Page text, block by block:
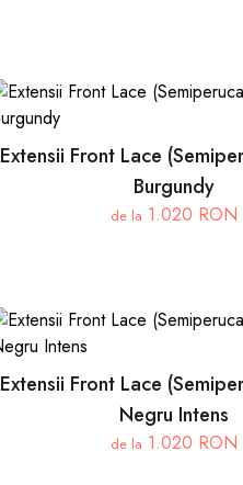
Extensii Front Lace
Burgundy
de la 1.020 RON
Extensii Front Lace
Negru Intens
de la 1.020 RON